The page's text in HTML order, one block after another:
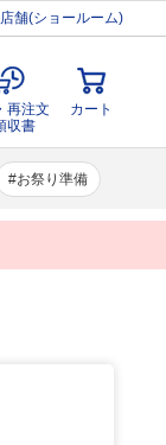
店舗(ショールーム)
再注文
収書
カート
お祭り準備
再注文
収書
カート